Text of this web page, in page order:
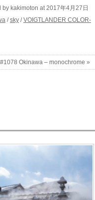
by kakimoton at 2017年4月27日
/sky /VOIGTLANDER COLOR-
#1078 Okinawa – monochrome »